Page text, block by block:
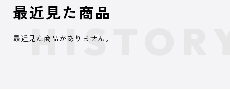
最近見た商品
最近見た商品がありません。